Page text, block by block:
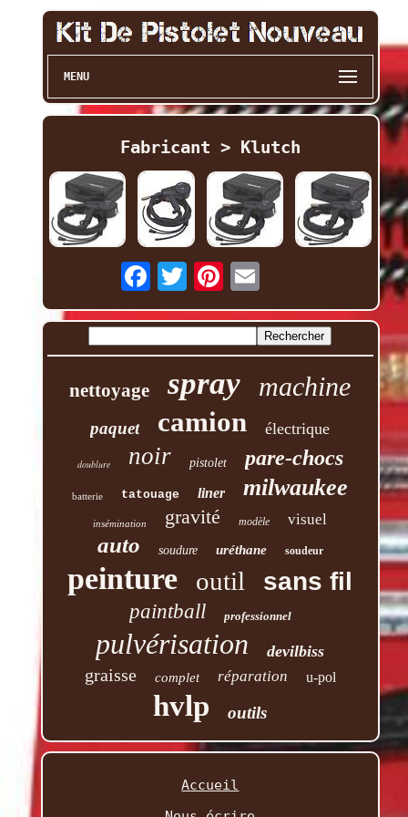
MENU
Fabricant > Klutch
nettoyage spray machine
paquet camion électrique
doublure noir pistolet pare-chocs
batterie tatouage liner milwaukee
insémination gravité modèle visuel
auto soudure uréthane soudeur
peinture outil sans fil
paintball professionnel
pulvérisation devilbiss
graisse complet réparation u-pol
hvlp outils
Accueil